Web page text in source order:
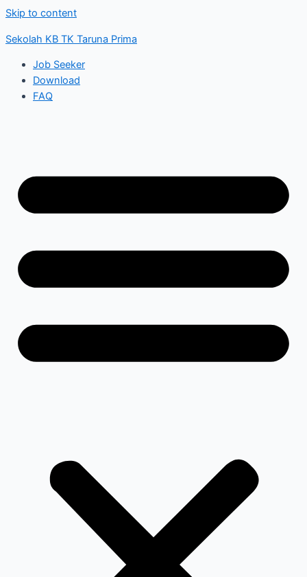
Skip to content
Sekolah KB TK Taruna Prima
Job Seeker
Download
FAQ